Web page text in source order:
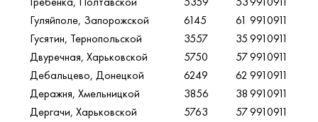
Гуляйполе, Запорожской
6145 61 9910911
Гусятин, Тернопольской
3557 359910911
Двуречная, Харьковской
5750 579910911
Дебальцево, Донецкой
6249 62 9910911
Деражня, Хмельницкой
3856 389910911
Дергачи, Харьковской
5763 579910911